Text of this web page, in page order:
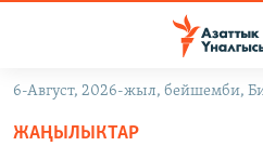
Навигацияга
өтүңүз
6-Август, 2026-жыл, бейшемби,
ЖАҢЫЛЫКТАР